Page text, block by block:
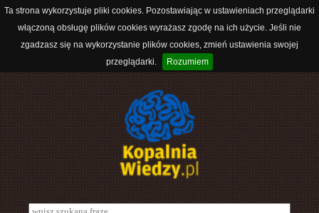
Ta strona wykorzystuje pliki cookies. Pozostawiając w ustawieniach przeglądarki
włączoną obsługę plików cookies wyrażasz zgodę na ich użycie. Jeśli nie
zgadzasz się na wykorzystanie plików cookies, zmień ustawienia swojej
przeglądarki.
Rozumiem